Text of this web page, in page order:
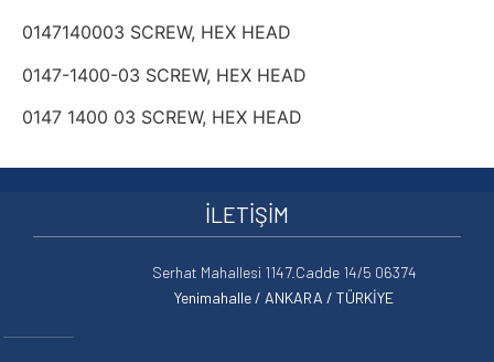
0147140003 SCREW, HEX HEAD
0147-1400-03 SCREW, HEX HEAD
0147 1400 03 SCREW, HEX HEAD
İLETİŞİM
Serhat Mahallesi 1147.Cadde 14/5 06374
Yenimahalle / ANKARA / TÜRKİYE